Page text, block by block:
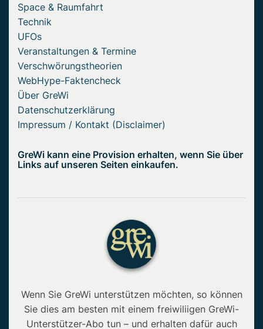
Space & Raumfahrt
Technik
UFOs
Veranstaltungen & Termine
Verschwörungstheorien
WebHype-Faktencheck
Über GreWi
Datenschutzerklärung
Impressum / Kontakt (Disclaimer)
GreWi kann eine Provision erhalten, wenn Sie über
Links auf unseren Seiten einkaufen.
Wenn Sie GreWi unterstützen möchten, so können
Sie dies am besten mit einem freiwiliigen GreWi-
Unterstützer-Abo tun – und erhalten dafür auch